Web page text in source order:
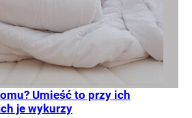
Umieść to przy ich
je wykurzy